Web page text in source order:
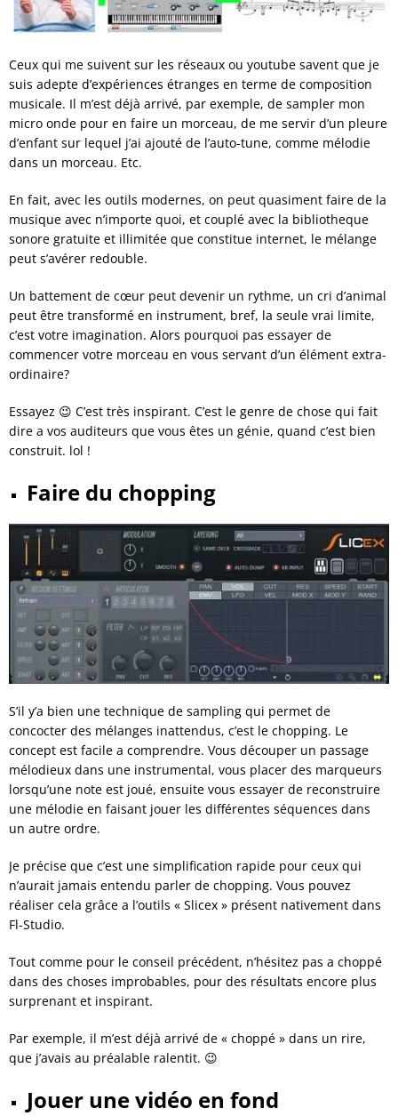
Ceux qui me suivent sur les réseaux ou youtube savent que je
suis adepte d’expériences étranges en terme de composition
musicale. Il m’est déjà arrivé, par exemple, de sampler mon
micro onde pour en faire un morceau, de me servir d’un pleure
d’enfant sur lequel j’ai ajouté de l’auto-tune, comme mélodie
dans un morceau. Etc.
En fait, avec les outils modernes, on peut quasiment faire de la
musique avec n’importe quoi, et couplé avec la bibliotheque
sonore gratuite et illimitée que constitue internet, le mélange
peut s’avérer redouble.
Un battement de cœur peut devenir un rythme, un cri d’animal
peut être transformé en instrument, bref, la seule vrai limite,
c’est votre imagination. Alors pourquoi pas essayer de
commencer votre morceau en vous servant d’un élément extra-
ordinaire?
Essayez 😉 C’est très inspirant. C’est le genre de chose qui fait
dire a vos auditeurs que vous êtes un génie, quand c’est bien
construit. lol !
Faire du chopping
S’il y’a bien une technique de sampling qui permet de
concocter des mélanges inattendus, c’est le chopping. Le
concept est facile a comprendre. Vous découper un passage
mélodieux dans une instrumental, vous placer des marqueurs
lorsqu’une note est joué, ensuite vous essayer de reconstruire
une mélodie en faisant jouer les différentes séquences dans
un autre ordre.
Je précise que c’est une simplification rapide pour ceux qui
n’aurait jamais entendu parler de chopping. Vous pouvez
réaliser cela grâce a l’outils « Slicex » présent nativement dans
Fl-Studio.
Tout comme pour le conseil précédent, n’hésitez pas a choppé
dans des choses improbables, pour des résultats encore plus
surprenant et inspirant.
Par exemple, il m’est déjà arrivé de « choppé » dans un rire,
que j’avais au préalable ralentit. 😉
Jouer une vidéo en fond